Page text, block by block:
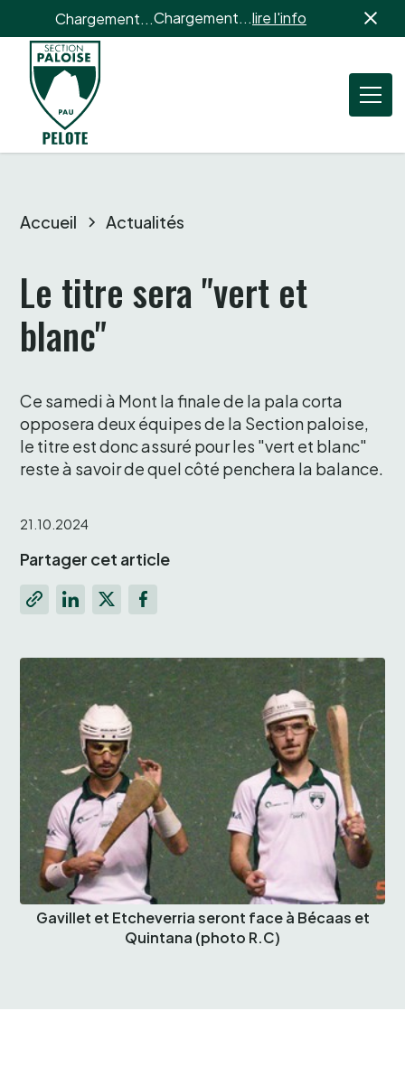
Chargement...Chargement...lire l'info
Accueil Actualités
Le titre sera "vert et
blanc"
Ce samedi à Mont la finale de la pala corta
opposera deux équipes de la Section paloise,
le titre est donc assuré pour les "vert et blanc"
reste à savoir de quel côté penchera la balance.
21.10.2024
Partager cet article
Gavillet et Etcheverria seront face à Bécaas et
Quintana (photo R.C)